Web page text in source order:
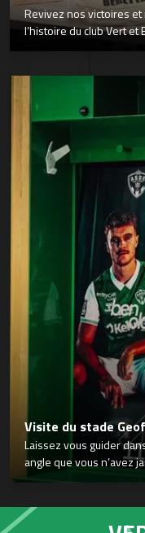
Revivez nos victoires
l’histoire du club Vert et
Visite du stade
Laissez vous guider
angle que vous n’avez